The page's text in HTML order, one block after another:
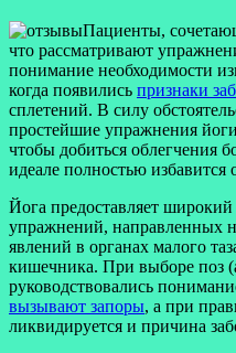
Пациенты,
что рассматривают
понимание необходимости
когда появились признаки
сплетений. В силу
простейшие упражнения
чтобы добиться облегчения
идеале полностью избавится
Йога предоставляет
упражнений, направленных
явлений в органах малого
кишечника. При выборе поз
руководствовались
вызывают запоры, а при
ликвидируется и причина